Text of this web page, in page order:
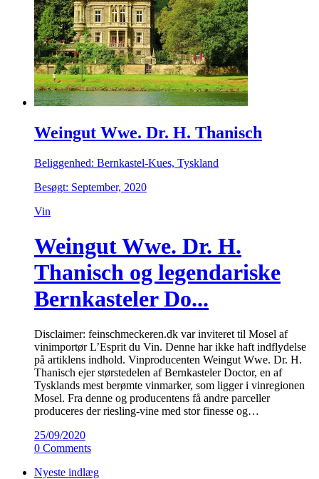
Weingut Wwe. Dr. H. Thanisch
Beliggenhed: Bernkastel-Kues, Tyskland
Besøgt: September, 2020
Vin
Weingut Wwe. Dr. H.
Thanisch og legendariske
Bernkasteler Do...
Disclaimer: feinschmeckeren.dk var inviteret til Mosel af
vinimportør L’Esprit du Vin. Denne har ikke haft indflydelse
på artiklens indhold. Vinproducenten Weingut Wwe. Dr. H.
Thanisch ejer størstedelen af Bernkasteler Doctor, en af
Tysklands mest berømte vinmarker, som ligger i vinregionen
Mosel. Fra denne og producentens få andre parceller
produceres der riesling-vine med stor finesse og…
25/09/2020
0 Comments
Nyeste indlæg